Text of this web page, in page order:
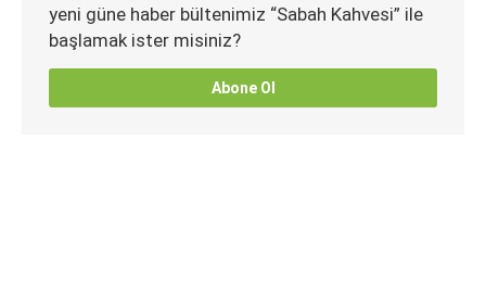
yeni güne haber bültenimiz “Sabah Kahvesi” ile
başlamak ister misiniz?
Abone Ol